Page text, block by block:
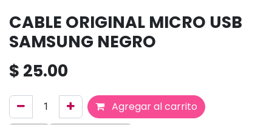
CABLE ORIGINAL MICRO USB
SAMSUNG NEGRO
$ 25.00
Agregar al carrito